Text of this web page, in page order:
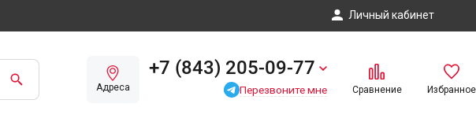
Личный кабинет
Адреса
+7 (843) 205-09-77
Перезвоните мне Сравнение Избранное